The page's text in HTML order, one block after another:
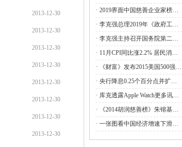
国家发展改革委副主任丛亮会见阿曼能源与矿产部次大
臣…
中国与阿根廷签署共建“一带一路”合作规划
2023年1-4月全国国有及国有控股企业经济运行情况
财政部河南监管局：强化理论武装 筑牢思想之基 认真
组…
2013-12-30
2013-12-30
2013-12-30
2013-12-30
2013-12-30
2013-12-30
2013-12-30
2013-12-30
· 2019界面中国慈善企业家榜…
· 李克强总理2019年《政府工…
· 李克强主持召开国务院第二…
· 11月CPI同比涨2.2% 居民消…
·
《财富》发布2015美国500强…
· 央行降息0.25个百分点并扩…
· 库克透露Apple Watch更多讯…
·
《2014胡润慈善榜》朱镕基…
· 一张图看中国经济增速下滑…